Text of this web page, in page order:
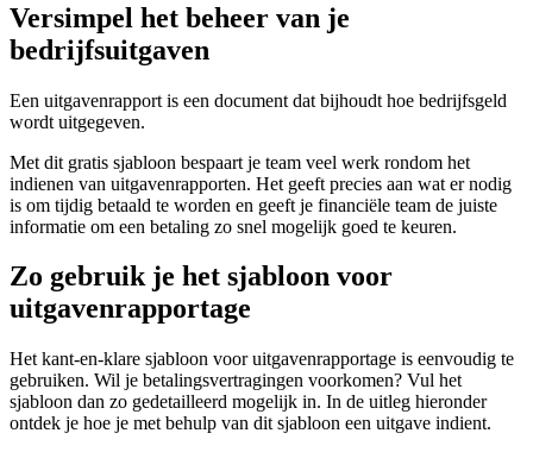
Versimpel het beheer van je
bedrijfsuitgaven
Een uitgavenrapport is een document dat bijhoudt hoe bedrijfsgeld
wordt uitgegeven.
Met dit gratis sjabloon bespaart je team veel werk rondom het
indienen van uitgavenrapporten. Het geeft precies aan wat er nodig
is om tijdig betaald te worden en geeft je financiële team de juiste
informatie om een betaling zo snel mogelijk goed te keuren.
Zo gebruik je het sjabloon voor
uitgavenrapportage
Het kant-en-klare sjabloon voor uitgavenrapportage is eenvoudig te
gebruiken. Wil je betalingsvertragingen voorkomen? Vul het
sjabloon dan zo gedetailleerd mogelijk in. In de uitleg hieronder
ontdek je hoe je met behulp van dit sjabloon een uitgave indient.